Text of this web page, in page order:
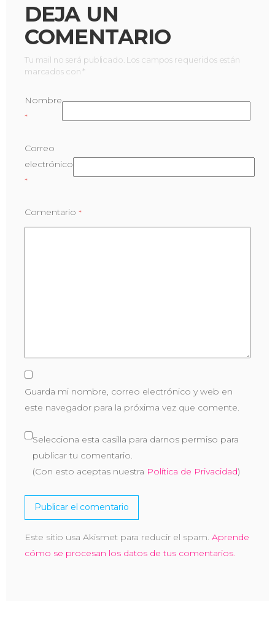
DEJA UN
COMENTARIO
Tu mail no será publicado. Los campos requeridos están
marcados con *
Nombre
*
Correo
electrónico
*
Comentario *
Guarda mi nombre, correo electrónico y web en
este navegador para la próxima vez que comente.
Selecciona esta casilla para darnos permiso para
publicar tu comentario.
(Con esto aceptas nuestra Política de Privacidad)
Este sitio usa Akismet para reducir el spam. Aprende
cómo se procesan los datos de tus comentarios.